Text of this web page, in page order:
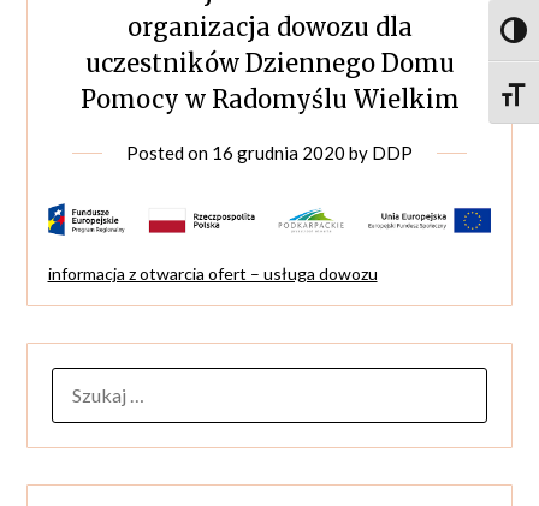
organizacja dowozu dla
uczestników Dziennego Domu
Pomocy w Radomyślu Wielkim
Posted on 16 grudnia 2020 by DDP
informacja z otwarcia ofert – usługa dowozu